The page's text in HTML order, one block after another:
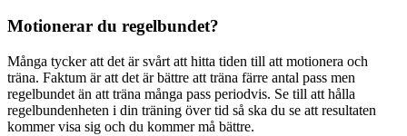
Motionerar du regelbundet?
Många tycker att det är svårt att hitta tiden till att motionera och
träna. Faktum är att det är bättre att träna färre antal pass men
regelbundet än att träna många pass periodvis. Se till att hålla
regelbundenheten i din träning över tid så ska du se att resultaten
kommer visa sig och du kommer må bättre.